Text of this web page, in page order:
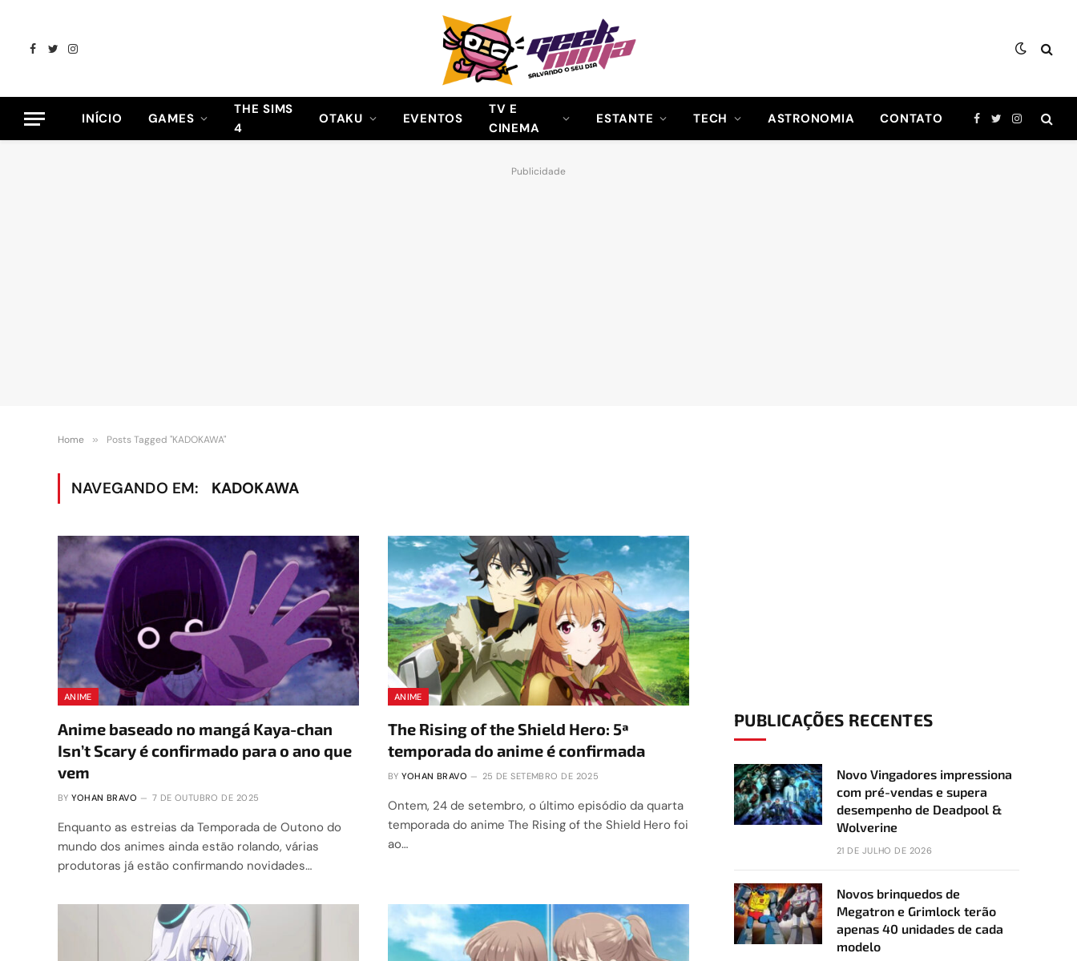
Facebook
TwitterInstagram
INÍCIO GAMES
THE SIMS
4
OTAKU EVENTOS
TV E
CINEMA
ESTANTE TECH ASTRONOMIA CONTATO Facebook
TwitterInstagram
Publicidade
Home » Posts Tagged "KADOKAWA"
NAVEGANDO EM: KADOKAWA
ANIME
Anime baseado no mangá Kaya-chan
Isn’t Scary é confirmado para o ano que
vem
BY YOHAN BRAVO 7 DE OUTUBRO DE 2025
Enquanto as estreias da Temporada de Outono do
mundo dos animes ainda estão rolando, várias
produtoras já estão confirmando novidades…
ANIME
The Rising of the Shield Hero: 5ª
temporada do anime é confirmada
BY YOHAN BRAVO 25 DE SETEMBRO DE 2025
Ontem, 24 de setembro, o último episódio da quarta
temporada do anime The Rising of the Shield Hero foi
ao…
PUBLICAÇÕES RECENTES
Novo Vingadores impressiona
com pré-vendas e supera
desempenho de Deadpool &
Wolverine
21 DE JULHO DE 2026
Novos brinquedos de
Megatron e Grimlock terão
apenas 40 unidades de cada
modelo